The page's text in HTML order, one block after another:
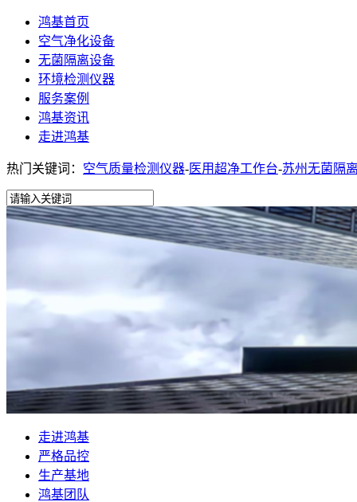
鸿基首页
空气净化设备
无菌隔离设备
环境检测仪器
服务案例
鸿基资讯
走进鸿基
热门关键词： 空气质量检测仪器-医用超净工作台-苏州无菌隔
走进鸿基
严格品控
生产基地
鸿基团队